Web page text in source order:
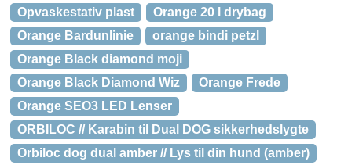
Opvaskestativ plast
Orange 20 l drybag
Orange Bardunlinie
orange bindi petzl
Orange Black diamond moji
Orange Black Diamond Wiz
Orange Frede
Orange SEO3 LED Lenser
ORBILOC // Karabin til Dual DOG sikkerhedslygte
Orbiloc dog dual amber // Lys til din hund (amber)